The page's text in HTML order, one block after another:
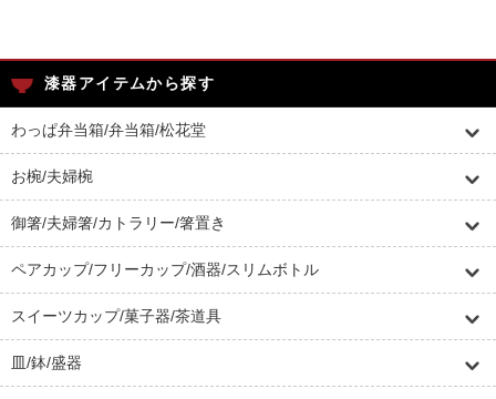
漆器アイテムから探す
わっぱ弁当箱/弁当箱/松花堂
お椀/夫婦椀
御箸/夫婦箸/カトラリー/箸置き
ペアカップ/フリーカップ/酒器/スリムボトル
スイーツカップ/菓子器/茶道具
皿/鉢/盛器